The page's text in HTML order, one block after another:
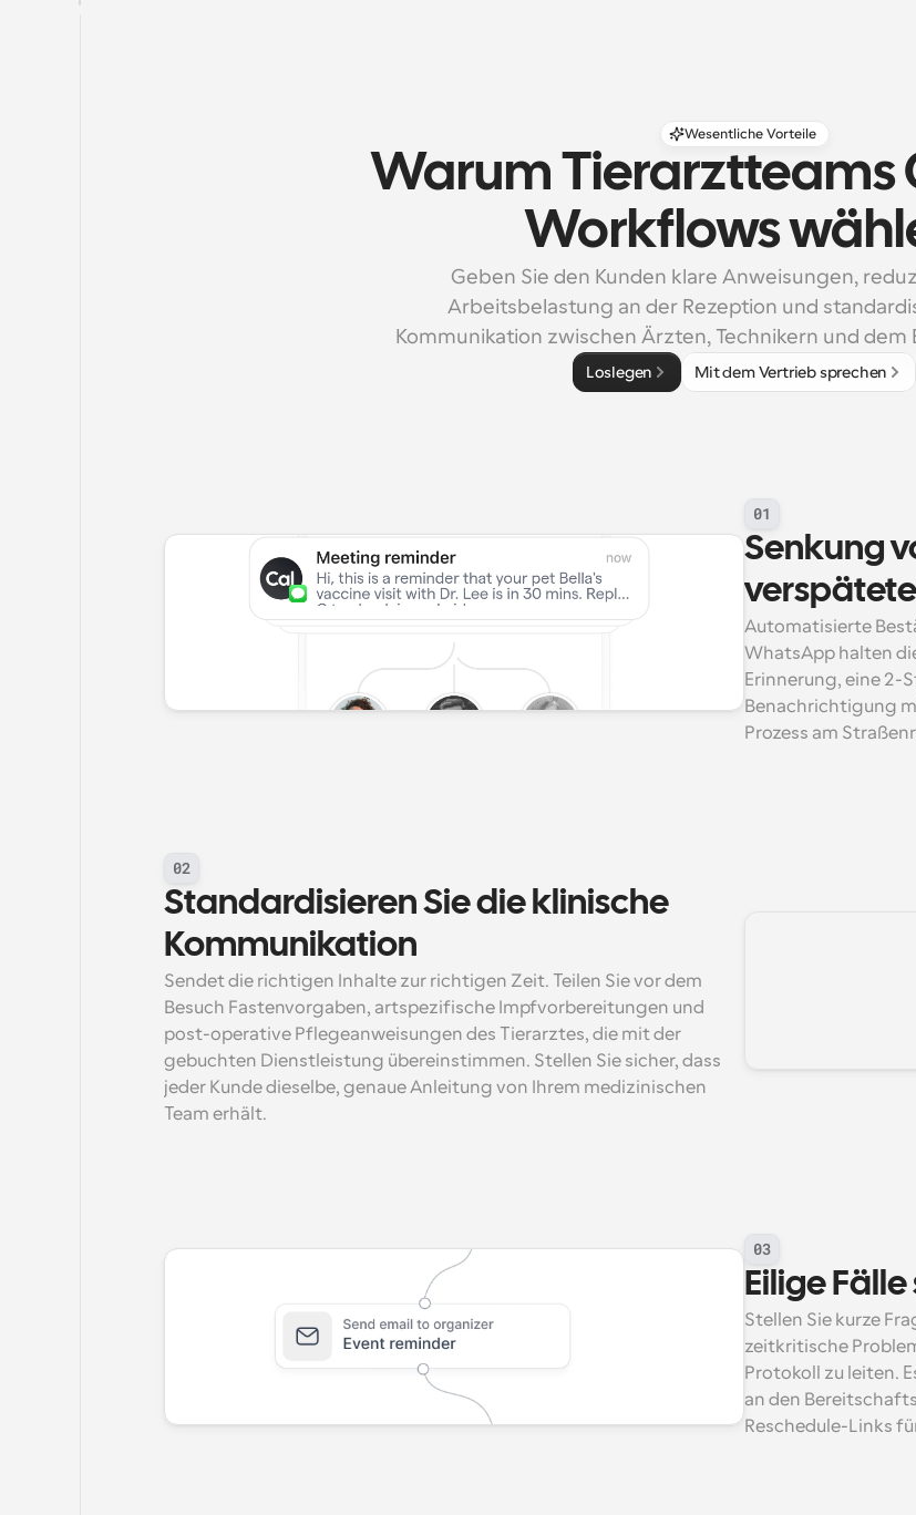
Wesentliche Vorteile
Warum Tierarztteams
Workflows
Geben Sie den Kunden klare Anweisungen,
Arbeitsbelastung an der Rezeption und
Kommunikation zwischen Ärzten, Technikern und dem
Loslegen Mit dem Vertrieb sprechen
01
Senkung
Automatisierte
WhatsApp halten
Erinnerung, eine 2-
Benachrichtigung
Prozess am
02
Standardisieren Sie die klinische
Kommunikation
Sendet die richtigen Inhalte zur richtigen Zeit. Teilen Sie vor dem
Besuch Fastenvorgaben, artspezifische Impfvorbereitungen und
post-operative Pflegeanweisungen des Tierarztes, die mit der
gebuchten Dienstleistung übereinstimmen. Stellen Sie sicher, dass
jeder Kunde dieselbe, genaue Anleitung von Ihrem medizinischen
Team erhält.
03
Eilige
Stellen Sie kurze
zeitkritische
Protokoll zu leiten.
an den
Reschedule-Links